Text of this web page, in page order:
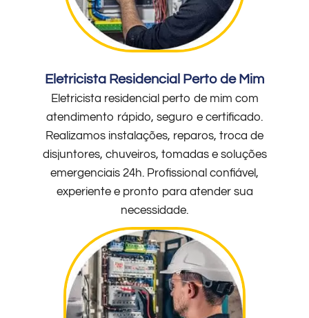
Eletricista Residencial Perto de Mim
Eletricista residencial perto de mim com
atendimento rápido, seguro e certificado.
Realizamos instalações, reparos, troca de
disjuntores, chuveiros, tomadas e soluções
emergenciais 24h. Profissional confiável,
experiente e pronto para atender sua
necessidade.